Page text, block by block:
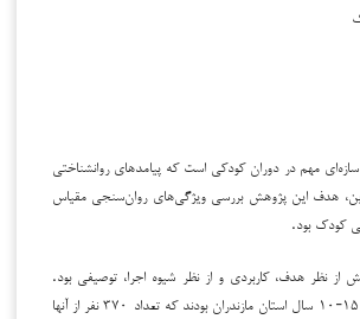
مهم در دوران کودکی است که پیامدهای روانشناختی
هدف این پژوهش بررسی ویژگی‌های روان‌سنجی مقیاس
کودک بود.
از نظر هدف، کاربردی و از نظر شیوه اجرا، توصیفی بود.
جامعه پژوهش کودکان ۱۵-۱۰ سال استان مازندران بودند که تعداد ۳۷۰ نفر از آنها